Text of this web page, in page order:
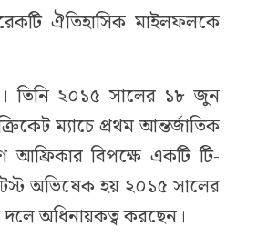
ঐতিহাসিক মাইলফলকে
তিনি ২০১৫ সালের ১৮ জুন
ম্যাচে প্রথম আন্তর্জাতিক
বিপক্ষে একটি টি-
অভিষেক হয় ২০১৫ সালের
দলে অধিনায়কত্ব করছেন।